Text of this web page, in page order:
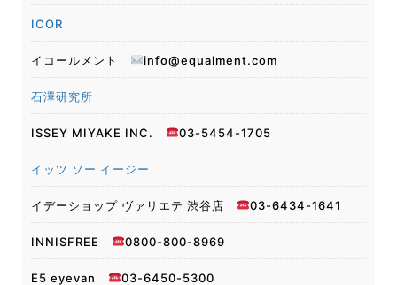
ICOR
イコールメント info@equalment.com
石澤研究所
ISSEY MIYAKE INC. 03-5454-1705
イッツ ソー イージー
イデーショップ ヴァリエテ 渋谷店 03-6434-1641
INNISFREE 0800-800-8969
E5 eyevan 03-6450-5300